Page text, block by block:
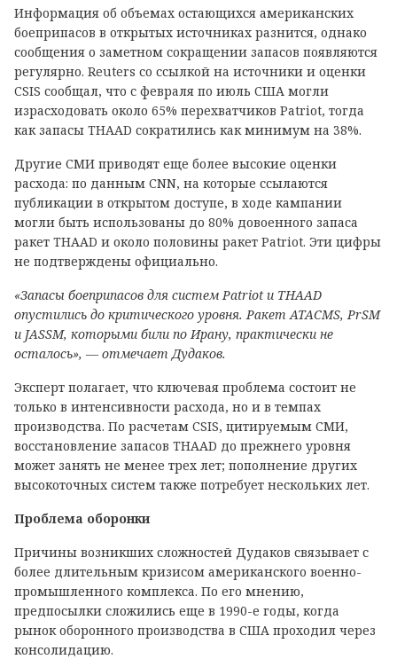
Информация об объемах остающихся американских
боеприпасов в открытых источниках разнится, однако
сообщения о заметном сокращении запасов появляются
регулярно. Reuters со ссылкой на источники и оценки
CSIS сообщал, что с февраля по июль США могли
израсходовать около 65% перехватчиков Patriot, тогда
как запасы THAAD сократились как минимум на 38%.
Другие СМИ приводят еще более высокие оценки
расхода: по данным CNN, на которые ссылаются
публикации в открытом доступе, в ходе кампании
могли быть использованы до 80% довоенного запаса
ракет THAAD и около половины ракет Patriot. Эти цифры
не подтверждены официально.
«Запасы боеприпасов для систем Patriot и THAAD
опустились до критического уровня. Ракет ATACMS, PrSM
и JASSM, которыми били по Ирану, практически не
осталось», — отмечает Дудаков.
Эксперт полагает, что ключевая проблема состоит не
только в интенсивности расхода, но и в темпах
производства. По расчетам CSIS, цитируемым СМИ,
восстановление запасов THAAD до прежнего уровня
может занять не менее трех лет; пополнение других
высокоточных систем также потребует нескольких лет.
Проблема оборонки
Причины возникших сложностей Дудаков связывает с
более длительным кризисом американского военно-
промышленного комплекса. По его мнению,
предпосылки сложились еще в 1990-е годы, когда
рынок оборонного производства в США проходил через
консолидацию.